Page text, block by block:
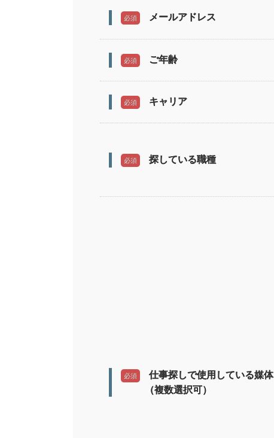
必須 メールアドレス
必須 ご年齢
必須 キャリア
必須 探している職種
必須
仕事探しで使用している媒体
（複数選択可）